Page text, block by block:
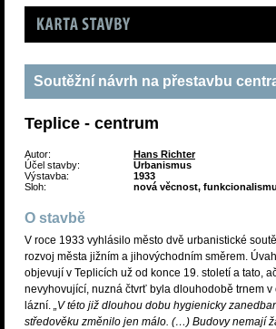
Karta stavby
Soutěžní návrh na přestavbu
Teplice - centrum
Autor:
Hans Richter
Účel stavby:
Urbanismus
Výstavba:
1933
Sloh:
nová věcnost,
O stavbě
V roce 1933 vyhlásilo město dvě urbanistické
rozvoj města jižním a jihovýchodním směrem.
objevují v Teplicích už od konce 19. století a tato,
nevyhovující, nuzná čtvrť byla dlouhodobě trnem
lázní. „V této již dlouhou dobu hygienicky
středověku změnilo jen málo. (…) Budovy nemají